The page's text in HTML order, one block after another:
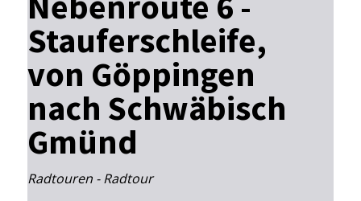
Stauferschleife,
von Göppingen
nach Schwäbisch
Gmünd
Radtouren - Radtour